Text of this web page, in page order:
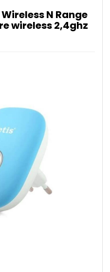
Wireless N Range
wireless 2,4ghz